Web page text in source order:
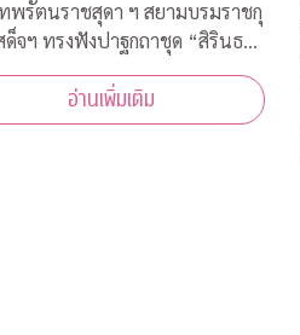
วข้อ “การอนุรักษ์เต่าทะเล ณ เกาะ
พรัตนราชสุดา ฯ สยามบรมราชกุ
ด็จฯ ทรงฟังปาฐกถาชุด “สิรินธร”
36 ในหัวข้อ “การอนุรักษ์เต่า
เกาะมันใน”
อ่านเพิ่มเติม